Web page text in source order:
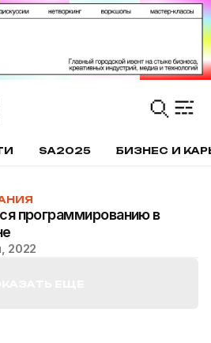
SA2025 БИЗНЕС И
программированию в
2022